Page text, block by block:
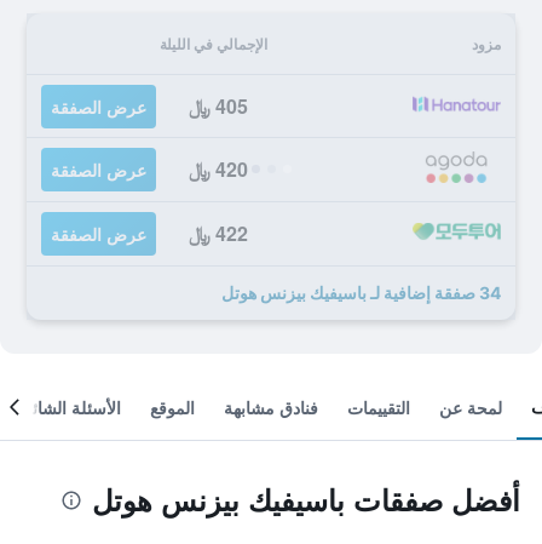
مزود الإجمالي في الليلة
405 ﷼ عرض الصفقة
420 ﷼ عرض الصفقة
422 ﷼ عرض الصفقة
34 صفقة إضافية لـ باسيفيك بيزنس هوتل
لمحة عن التقييمات فنادق مشابهة الموقع الأسئلة الشائعة
أفضل صفقات باسيفيك بيزنس هوتل